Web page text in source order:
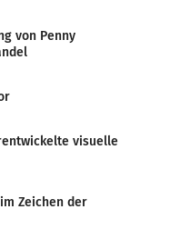
von Penny
visuelle
Zeichen der